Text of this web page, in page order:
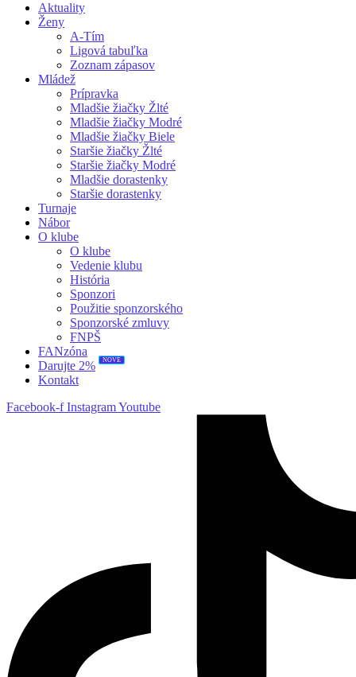
Aktuality
Ženy
A-Tím
Ligová tabuľka
Zoznam zápasov
Mládež
Prípravka
Mladšie žiačky Žlté
Mladšie žiačky Modré
Mladšie žiačky Biele
Staršie žiačky Žlté
Staršie žiačky Modré
Mladšie dorastenky
Staršie dorastenky
Turnaje
Nábor
O klube
O klube
Vedenie klubu
História
Sponzori
Použitie sponzorského
Sponzorské zmluvy
FNPŠ
FANzóna
Darujte 2%
NOVÉ
Kontakt
Facebook-f InstagramYoutube